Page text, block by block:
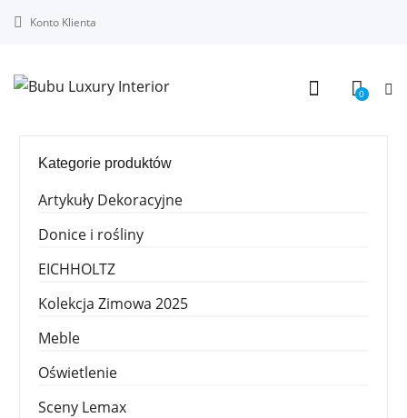
Konto Klienta
0
Kategorie produktów
Artykuły Dekoracyjne
Donice i rośliny
EICHHOLTZ
Kolekcja Zimowa 2025
Meble
Oświetlenie
Sceny Lemax